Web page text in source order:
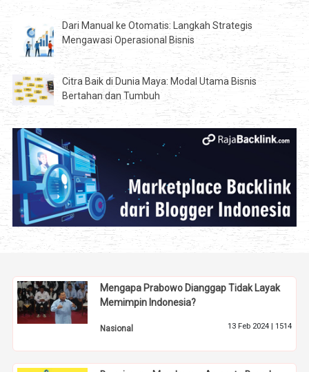
Dari Manual ke Otomatis: Langkah Strategis
Mengawasi Operasional Bisnis
Citra Baik di Dunia Maya: Modal Utama Bisnis
Bertahan dan Tumbuh
Mengapa Prabowo Dianggap Tidak Layak
Memimpin Indonesia?
Nasional 13 Feb 2024 | 1514